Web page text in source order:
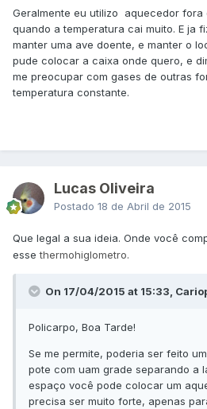
Geralmente eu utilizo aquecedor fora
quando a temperatura cai muito. E ja
manter uma ave doente, e manter o
pude colocar a caixa onde quero, e
me preocupar com gases de outras
temperatura constante.
Lucas Oliveira
Postado 18 de Abril de 2015
Que legal a sua ideia. Onde você
essethermohiglometro.
On 17/04/2015 at 15:33,
Policarpo, Boa Tarde!
Se me permite, poderia ser feito
pote com uam grade separando a
espaço você pode colocar um
precisa ser muito forte, apenas